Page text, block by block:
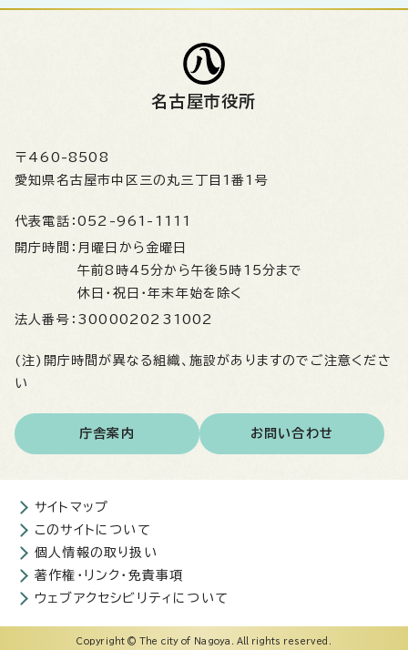
名古屋市役所
〒460-8508
愛知県名古屋市中区三の丸三丁目1番1号
代表電話： 052-961-1111
開庁時間： 月曜日から金曜日
午前8時45分から午後5時15分まで
休日・祝日・年末年始を除く
法人番号： 3000020231002
(注)開庁時間が異なる組織、施設がありますのでご注意くださ
い
庁舎案内 お問い合わせ
サイトマップ
このサイトについて
個人情報の取り扱い
著作権・リンク・免責事項
ウェブアクセシビリティについて
Copyright © The city of Nagoya. All rights reserved.